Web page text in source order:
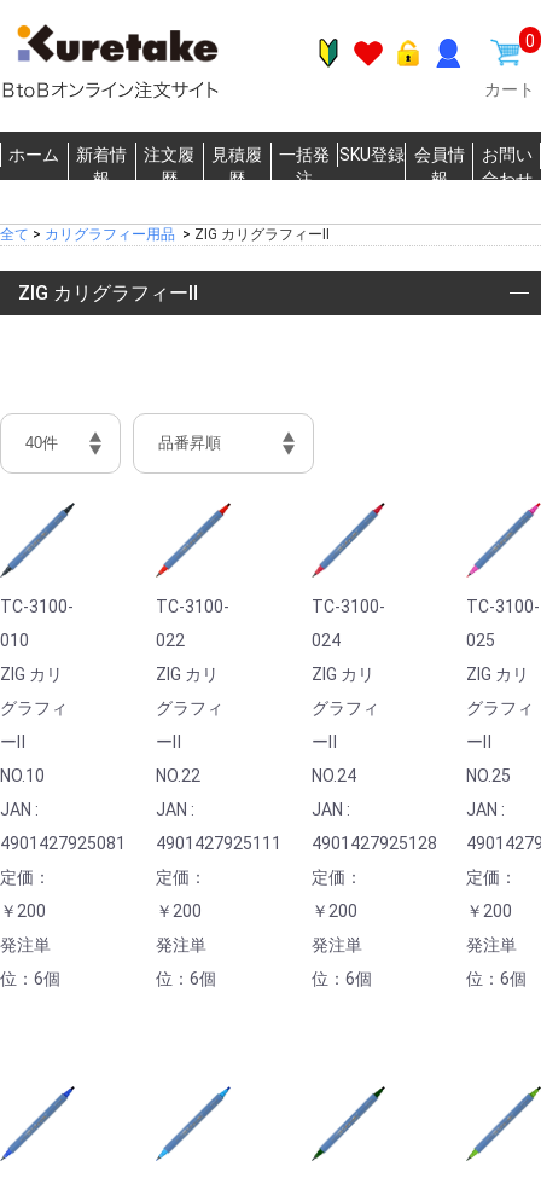
0
カート
ホーム
新着情
報
注文履
歴
見積履
歴
一括発
注
SKU登録 会員情
報
お問い
合わせ
全て > カリグラフィー用品 > ZIG カリグラフィーⅡ
ZIG カリグラフィーⅡ
TC-3100-
010
ZIG カリ
グラフィ
ーⅡ
NO.10
JAN :
4901427925081
定価：
￥200
発注単
位：6個
TC-3100-
022
ZIG カリ
グラフィ
ーⅡ
NO.22
JAN :
4901427925111
定価：
￥200
発注単
位：6個
TC-3100-
024
ZIG カリ
グラフィ
ーⅡ
NO.24
JAN :
4901427925128
定価：
￥200
発注単
位：6個
TC-3100-
025
ZIG カリ
グラフィ
ーⅡ
NO.25
JAN :
定価：
￥200
発注単
位：6個